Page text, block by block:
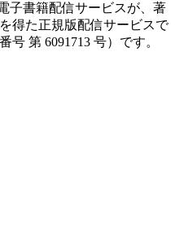
子書籍配信サービスが、著
得た正規版配信サービスで
第 6091713 号）です。